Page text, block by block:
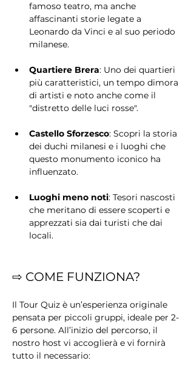
famoso teatro, ma anche
affascinanti storie legate a
Leonardo da Vinci e al suo periodo
milanese.
Quartiere Brera: Uno dei quartieri
più caratteristici, un tempo dimora
di artisti e noto anche come il
"distretto delle luci rosse".
Castello Sforzesco: Scopri la storia
dei duchi milanesi e i luoghi che
questo monumento iconico ha
influenzato.
Luoghi meno noti: Tesori nascosti
che meritano di essere scoperti e
apprezzati sia dai turisti che dai
locali.
⇨ COME FUNZIONA?
Il Tour Quiz è un’esperienza originale
pensata per piccoli gruppi, ideale per 2-
6 persone. All’inizio del percorso, il
nostro host vi accoglierà e vi fornirà
tutto il necessario: